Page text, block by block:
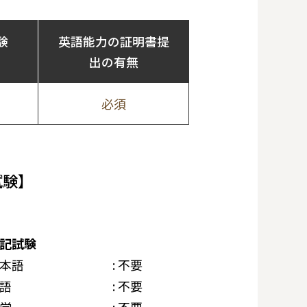
英語能力の証明書提
出の有無
必須
】
試験
語
: 不要
: 不要